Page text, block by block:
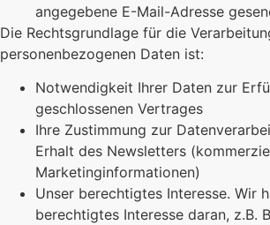
angegebene E-Mail-Adresse
Die Rechtsgrundlage für die
personenbezogenen Daten ist:
Notwendigkeit Ihrer Daten zur
geschlossenen Vertrages
Ihre Zustimmung zur
Erhalt des Newsletters
Marketinginformationen)
Unser berechtigtes Interesse. Wir
berechtigtes Interesse daran, z.B.